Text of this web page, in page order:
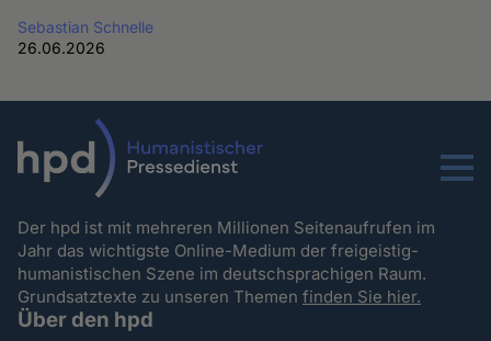
Sebastian Schnelle
26.06.2026
Menu
Der hpd ist mit mehreren Millionen Seitenaufrufen im
Jahr das wichtigste Online-Medium der freigeistig-
humanistischen Szene im deutschsprachigen Raum.
Grundsatztexte zu unseren Themenfinden Sie hier.
Über den hpd